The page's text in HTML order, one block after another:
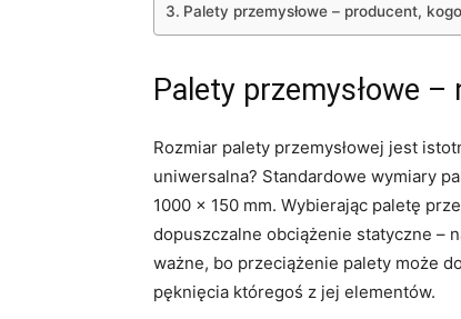
Palety przemysłowe – producent,
Palety przemysłowe
Rozmiar palety przemysłowej jest
uniwersalna? Standardowe wymiary
1000 × 150 mm. Wybierając paletę
dopuszczalne obciążenie statyczne –
ważne, bo przeciążenie palety może
pęknięcia któregoś z jej elementów.